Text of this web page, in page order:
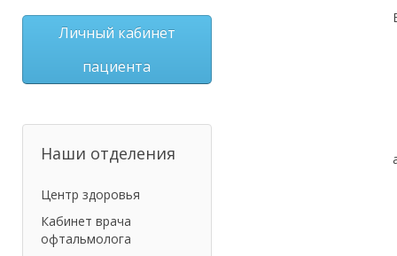
Личный кабинет
пациента
Наши отделения
Центр здоровья
Кабинет врача
офтальмолога